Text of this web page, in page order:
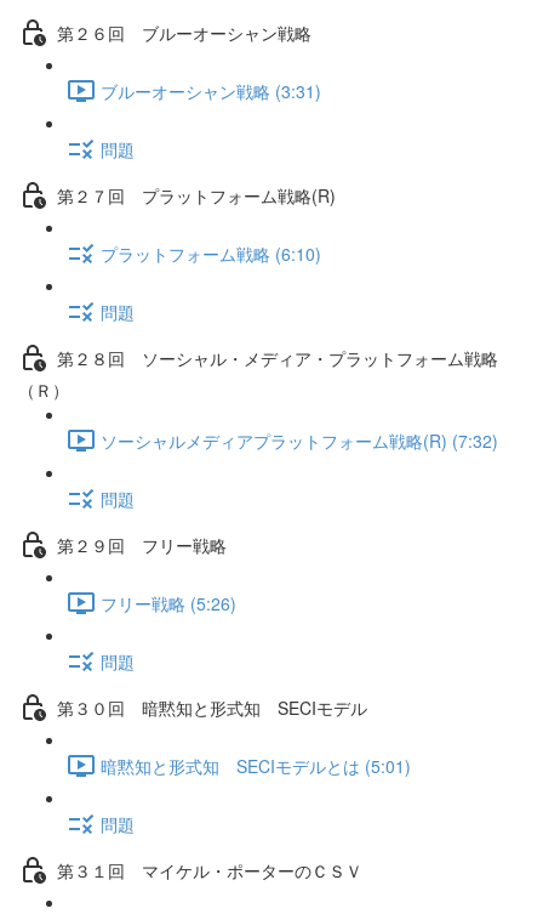
第２６回 ブルーオーシャン戦略
ブルーオーシャン戦略 (3:31)
問題
第２７回 プラットフォーム戦略(R)
プラットフォーム戦略 (6:10)
問題
第２８回 ソーシャル・メディア・プラットフォーム戦略
（Ｒ）
ソーシャルメディアプラットフォーム戦略(R) (7:32)
問題
第２９回 フリー戦略
フリー戦略 (5:26)
問題
第３０回 暗黙知と形式知 SECIモデル
暗黙知と形式知 SECIモデルとは (5:01)
問題
第３１回 マイケル・ポーターのＣＳＶ